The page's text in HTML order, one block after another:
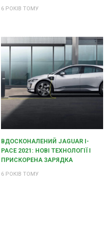
6 РОКІВ ТОМУ
ВДОСКОНАЛЕНИЙ JAGUAR I-
PACE 2021: НОВІ ТЕХНОЛОГІЇ І
ПРИСКОРЕНА ЗАРЯДКА
6 РОКІВ ТОМУ